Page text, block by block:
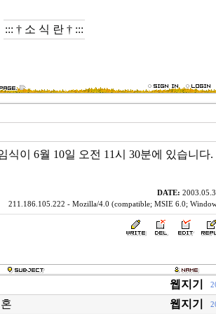
::: † 소 식 란 † :::
식이 6월 10일 오전 11시 30분에 있습니다.
DATE:
211.186.105.222 - Mozilla/4.0 (compatible; MSIE 6.0;
웹지기
웹지기